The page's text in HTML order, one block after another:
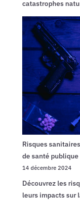
catastrophes
Risques
de santé publique
14 décembre 2024
Découvrez les
leurs impacts sur